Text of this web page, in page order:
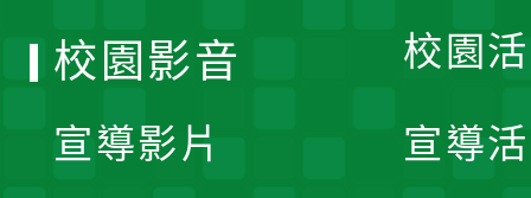
校園
宣導
校園影音
宣導影片